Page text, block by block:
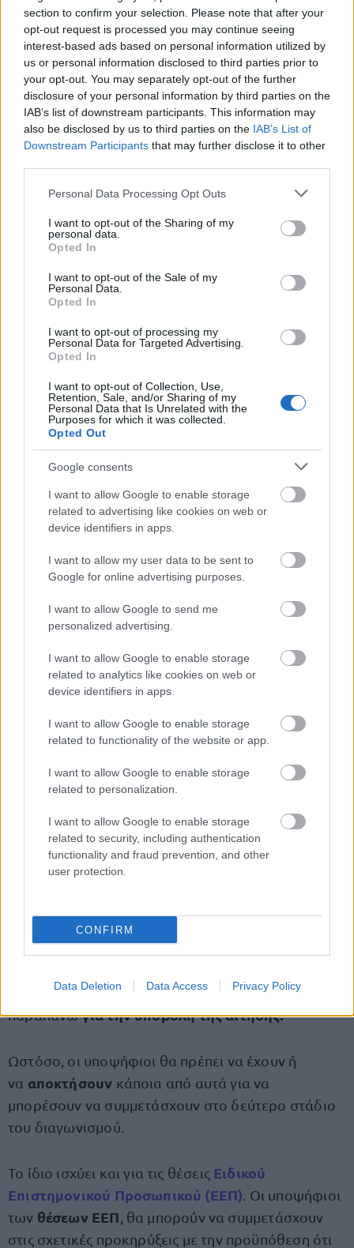
section to confirm your selection. Please note that after your
opt-out request is processed you may continue seeing
interest-based ads based on personal information utilized by
us or personal information disclosed to third parties prior to
your opt-out. You may separately opt-out of the further
disclosure of your personal information by third parties on the
IAB’s list of downstream participants. This information may
also be disclosed by us to third parties on the IAB’s List of
Downstream Participants that may further disclose it to other
Please note that this website/app uses one or more Google
not limited to your visit or usage behaviour. You may click to
grant or deny consent to Google and its third-party tags to
use your data for below specified purposes in below Google
consent section.
Personal Data Processing Opt Outs
I want to opt-out of the Sharing of my
personal data.
Opted In
I want to opt-out of the Sale of my
Personal Data.
Opted In
I want to opt-out of processing my
Personal Data for Targeted Advertising.
Opted In
I want to opt-out of Collection, Use,
Retention, Sale, and/or Sharing of my
Personal Data that Is Unrelated with the
Purposes for which it was collected.
Opted Out
Google consents
I want to allow Google to enable storage
related to advertising like cookies on web or
device identifiers in apps.
I want to allow my user data to be sent to
Google for online advertising purposes.
I want to allow Google to send me
personalized advertising.
I want to allow Google to enable storage
related to analytics like cookies on web or
device identifiers in apps.
I want to allow Google to enable storage
related to functionality of the website or app.
I want to allow Google to enable storage
related to personalization.
I want to allow Google to enable storage
related to security, including authentication
functionality and fraud prevention, and other
user protection.
CONFIRM
Data Deletion Data Access Privacy Policy
για το παράβολο)
Μετά τον διαγωνισμό τι
Οι επιτυχόντες του γραπτού διαγωνισμού θα
μπουν, βάσει της συνολικής τους βαθμολογίας
και κατά φθίνουσα σειρά,σε πίνακες
κατάταξηςανά κατηγορία και κλάδο ή ειδικότητα.
Σε αυτό το σημείο, και αφού το ΑΣΕΠ εκδώσει τους
ολοκληρωθεί το πρώτο στάδιο του διαγωνισμού.
Στη συνέχεια, οι επιτυχόντες του πρώτου σταδίου
δύναται να συμμετάσχουν,
δηλαδή σε προκηρύξεις πλήρωσης θέσεων
αντίστοιχων κλάδων ή ειδικοτήτων που
θα
εκδίδουν οι διάφοροι φορείς του δημοσίου.
Στο δεύτερο στάδιο, οι προκηρύξεις θα
εκδίδονται από δήμους, υπουργεία, περιφέρειες,
οργανισμούς, ΔΕΚΟ, ΝΠΔΔ, κλπ.
Τι ισχύει με τα πρόσθετα προσόντα
Οι επιτυχόντες του πρώτου σταδίου θα μπορούν να
μία πιθανότητα για διορισμό, μόνο εφόσον
απαιτούμενα πρόσθετα προσόντα
που θα
ζητούνται στις προκηρύξεις που θα δημοσιεύουν οι
φορείς του ευρύτερου δημόσιου τομέα
(ενδεικτικά: γνώση Η/Υ, γνώση ξένης γλώσσας,
Μερικά από τα πρόσθετα απαραίτητα προσόντα
που ζητούνται συχνότερα (αν όχι πάντα!) στις
προκηρύξεις του ΑΣΕΠ
είναι η γνώση της αγγλικής γλώσσας
(καλή, πολύ
καλή ή άριστη) καθώς και ηγνώση χειρισμού
Ηλεκτρονικού Υπολογιστή.
προκήρυξη, ενημερώνει τους ενδιαφερόμενους
που θέλουν να συμμετάσχουν στον διαγωνισμό
από πρόσθετα προσόντα που αναφέρθηκαν
παραπάνωγια την υποβολή της αίτησης!
Ωστόσο, οι υποψήφιοι θα πρέπει να έχουν ή
να αποκτήσουν κάποια από αυτά για να
μπορέσουν να συμμετάσχουν στο δεύτερο στάδιο
του διαγωνισμού.
Το ίδιο ισχύει και για τις θέσεις Ειδικού
Επιστημονικού Προσωπικού (ΕΕΠ) . Οι υποψήφιοι
των θέσεων ΕΕΠ , θα μπορούν να συμμετάσχουν
στις σχετικές προκηρύξεις με την προϋπόθεση ότι